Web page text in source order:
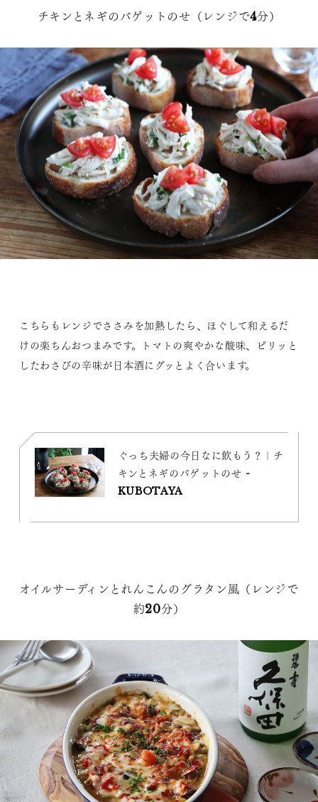
チキンとネギのバゲットのせ（レンジで4分）
こちらもレンジでささみを加熱したら、ほぐして和えるだ
けの楽ちんおつまみです。トマトの爽やかな酸味、ピリッと
したわさびの辛味が日本酒にグッとよく合います。
ぐっち夫婦の今日なに飲もう？｜チ
キンとネギのバゲットのせ -
KUBOTAYA
オイルサーディンとれんこんのグラタン風（レンジで
約20分）